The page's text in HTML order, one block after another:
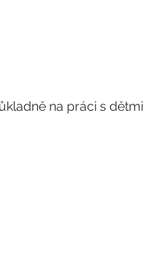
na práci s dětmi